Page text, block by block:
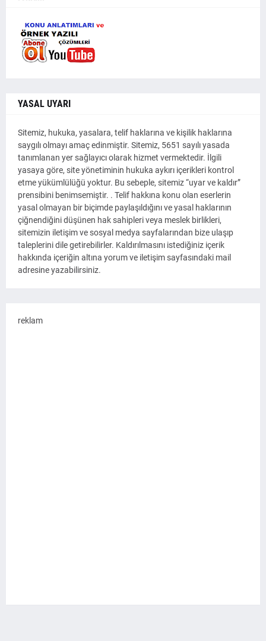
YASAL UYARI
Sitemiz, hukuka, yasalara, telif haklarına ve kişilik haklarına
saygılı olmayı amaç edinmiştir. Sitemiz, 5651 sayılı yasada
tanımlanan yer sağlayıcı olarak hizmet vermektedir. İlgili
yasaya göre, site yönetiminin hukuka aykırı içerikleri kontrol
etme yükümlülüğü yoktur. Bu sebeple, sitemiz “uyar ve kaldır”
prensibini benimsemiştir. . Telif hakkına konu olan eserlerin
yasal olmayan bir biçimde paylaşıldığını ve yasal haklarının
çiğnendiğini düşünen hak sahipleri veya meslek birlikleri,
sitemizin iletişim ve sosyal medya sayfalarından bize ulaşıp
taleplerini dile getirebilirler. Kaldırılmasını istediğiniz içerik
hakkında içeriğin altına yorum ve iletişim sayfasındaki mail
adresine yazabilirsiniz.
reklam